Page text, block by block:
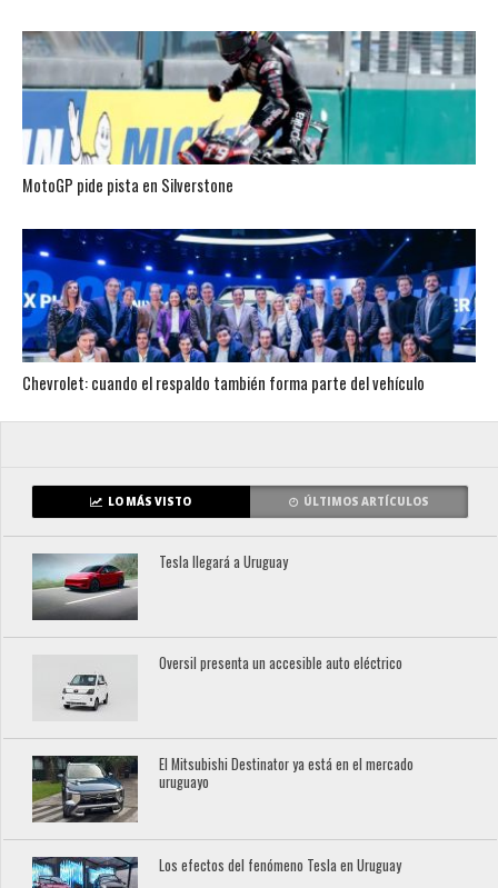
MotoGP pide pista en Silverstone
Chevrolet: cuando el respaldo también forma parte del vehículo
LO MÁS VISTO ÚLTIMOS ARTÍCULOS
Tesla llegará a Uruguay
Oversil presenta un accesible auto eléctrico
El Mitsubishi Destinator ya está en el mercado
uruguayo
Los efectos del fenómeno Tesla en Uruguay